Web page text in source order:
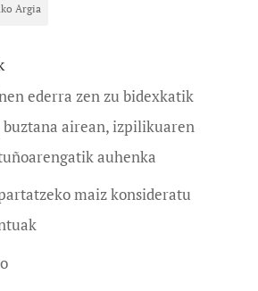
Argia
ederra zen zu bidexkatik
airean, izpilikuaren
auhenka
maiz konsideratu